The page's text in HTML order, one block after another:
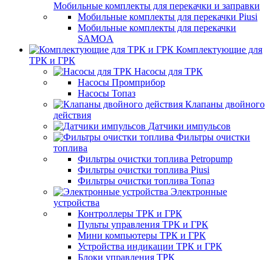
Мобильные комплекты для перекачки и заправки
Мобильные комплекты для перекачки Piusi
Мобильные комплекты для перекачки
SAMOA
Комплектующие для
ТРК и ГРК
Насосы для ТРК
Насосы Промприбор
Насосы Топаз
Клапаны двойного
действия
Датчики импульсов
Фильтры очистки
топлива
Фильтры очистки топлива Petropump
Фильтры очистки топлива Piusi
Фильтры очистки топлива Топаз
Электронные
устройства
Контроллеры ТРК и ГРК
Пульты управления ТРК и ГРК
Мини компьютеры ТРК и ГРК
Устройства индикации ТРК и ГРК
Блоки управления ТРК